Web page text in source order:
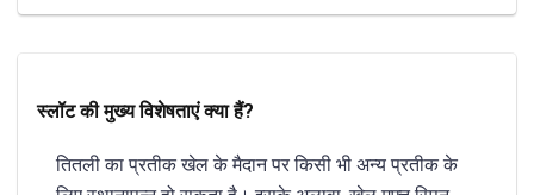
स्लॉट की मुख्य विशेषताएं क्या हैं?
तितली का प्रतीक खेल के मैदान पर किसी भी अन्य प्रतीक के